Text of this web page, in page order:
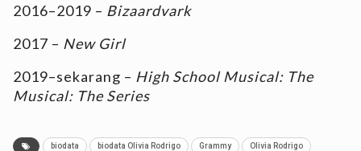
2016–2019 – Bizaardvark
2017 – New Girl
2019–sekarang – High School Musical: The
Musical: The Series
biodata biodata Olivia Rodrigo Grammy Olivia Rodrigo